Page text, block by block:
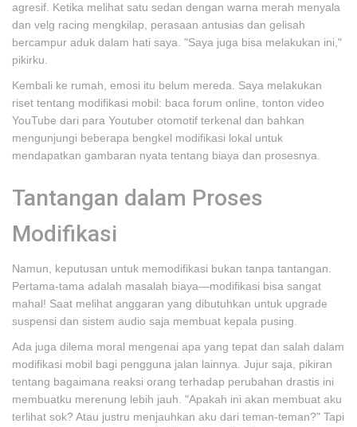
agresif. Ketika melihat satu sedan dengan warna merah menyala
dan velg racing mengkilap, perasaan antusias dan gelisah
bercampur aduk dalam hati saya. "Saya juga bisa melakukan ini,"
pikirku.
Kembali ke rumah, emosi itu belum mereda. Saya melakukan
riset tentang modifikasi mobil: baca forum online, tonton video
YouTube dari para Youtuber otomotif terkenal dan bahkan
mengunjungi beberapa bengkel modifikasi lokal untuk
mendapatkan gambaran nyata tentang biaya dan prosesnya.
Tantangan dalam Proses
Modifikasi
Namun, keputusan untuk memodifikasi bukan tanpa tantangan.
Pertama-tama adalah masalah biaya—modifikasi bisa sangat
mahal! Saat melihat anggaran yang dibutuhkan untuk upgrade
suspensi dan sistem audio saja membuat kepala pusing.
Ada juga dilema moral mengenai apa yang tepat dan salah dalam
modifikasi mobil bagi pengguna jalan lainnya. Jujur saja, pikiran
tentang bagaimana reaksi orang terhadap perubahan drastis ini
membuatku merenung lebih jauh. "Apakah ini akan membuat aku
terlihat sok? Atau justru menjauhkan aku dari teman-teman?" Tapi